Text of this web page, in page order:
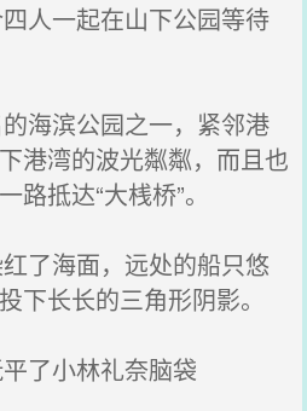
人一起在山下公园等待
海滨公园之一，紧邻港
港湾的波光粼粼，而且也
抵达“大桟桥”。
了海面，远处的船只悠
下长长的三角形阴影。
了小林礼奈脑袋